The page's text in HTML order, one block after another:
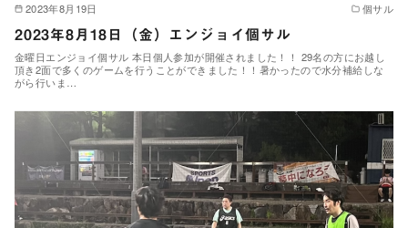
2023年8月19日
個サル
2023年8月18日（金）エンジョイ個サル
金曜日エンジョイ個サル 本日個人参加が開催されました！！ 29名の方にお越し
頂き2面で多くのゲームを行うことができました！！暑かったので水分補給しな
がら行いま…